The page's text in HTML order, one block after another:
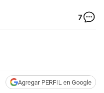
7
Agregar PERFIL en Google